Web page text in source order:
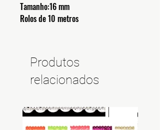
Tamanho:16 mm
Rolos de 10 metros
Produtos
relacionados